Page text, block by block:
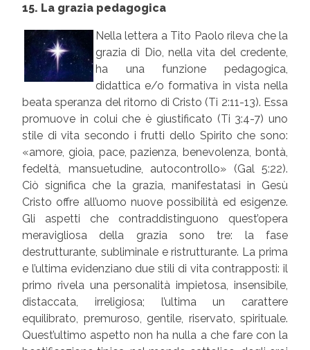
15. La grazia pedagogica
Nella lettera a Tito Paolo rileva che la
grazia di Dio, nella vita del credente,
ha una funzione pedagogica,
didattica e/o formativa in vista nella
beata speranza del ritorno di Cristo (Ti 2:11-13). Essa
promuove in colui che è giustificato (Ti 3:4-7) uno
stile di vita secondo i frutti dello Spirito che sono:
«amore, gioia, pace, pazienza, benevolenza, bontà,
fedeltà, mansuetudine, autocontrollo» (Gal 5:22).
Ciò significa che la grazia, manifestatasi in Gesù
Cristo offre all’uomo nuove possibilità ed esigenze.
Gli aspetti che contraddistinguono quest’opera
meravigliosa della grazia sono tre: la fase
destrutturante, subliminale e ristrutturante. La prima
e l’ultima evidenziano due stili di vita contrapposti: il
primo rivela una personalità impietosa, insensibile,
distaccata, irreligiosa; l’ultima un carattere
equilibrato, premuroso, gentile, riservato, spirituale.
Quest’ultimo aspetto non ha nulla a che fare con la